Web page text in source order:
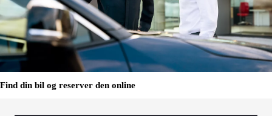
Find din bil og reserver den online